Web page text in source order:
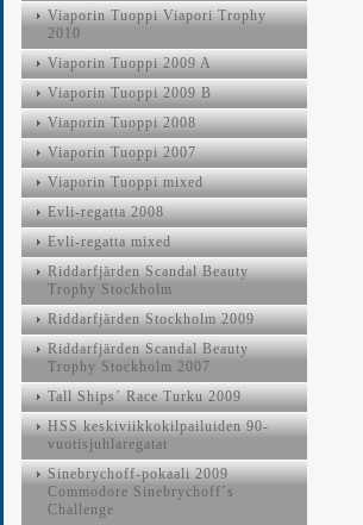
Viaporin Tuoppi Viapori Trophy
2010
Viaporin Tuoppi 2009 A
Viaporin Tuoppi 2009 B
Viaporin Tuoppi 2008
Viaporin Tuoppi 2007
Viaporin Tuoppi mixed
Evli-regatta 2008
Evli-regatta mixed
Riddarfjärden Scandal Beauty
Trophy Stockholm
Riddarfjärden Stockholm 2009
Riddarfjärden Scandal Beauty
Trophy Stockholm 2007
Tall Ships´ Race Turku 2009
HSS keskiviikkokilpailuiden 90-
vuotisjuhlaregatat
Sinebrychoff-pokaali 2009
Commodore Sinebrychoff´s
Challenge